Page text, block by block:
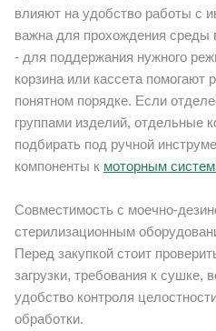
влияют на удобство работы с
важна для прохождения среды
- для поддержания нужного
корзина или кассета помогают
понятном порядке. Если
группами изделий, отдельные
подбирать под ручной
компоненты к моторным
Совместимость с моечно-
стерилизационным
Перед закупкой стоит
загрузки, требования к сушке,
удобство контроля
обработки.